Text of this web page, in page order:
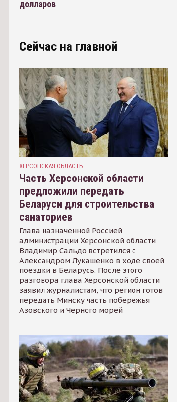
долларов
Сейчас на главной
ХЕРСОНСКАЯ ОБЛАСТЬ
Часть Херсонской области
предложили передать
Беларуси для строительства
санаториев
Глава назначенной Россией
администрации Херсонской области
Владимир Сальдо встретился с
Александром Лукашенко в ходе своей
поездки в Беларусь. После этого
разговора глава Херсонской области
заявил журналистам, что регион готов
передать Минску часть побережья
Азовского и Черного морей